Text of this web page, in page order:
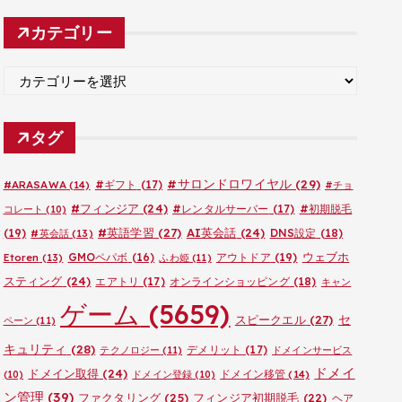
カ
イ
カテゴリー
ゴ
リ
タグ
#ARASAWA(14) #ギフト (17) #サロンドロワイヤル (29) #チョ
コレート (10) #フィンジア (24) #レンタルサーバー (17) #初期脱毛
(19) #英会話 (13) #英語学習 (27) AI英会話 (24) DNS設定 (18)
Etoren (13) GMOペパボ (16) ふわ姫(11) アウトドア (19) ウェブホ
スティング (24) エアトリ (17) オンラインショッピング(18) キャン
ペーン (11) ゲーム (5659) スピークエル(27) セ
キュリティ (28) テクノロジー (11) デメリット (17)
ドメインサービス
(10)
ドメイン取得 (24) ドメイン登録 (10) ドメイン移管 (14)
ドメイ
ン管理 (39) ファクタリング (25) フィンジア初期脱毛 (22) ヘア